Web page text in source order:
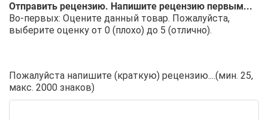
Отправить рецензию. Напишите рецензию первым...
Во-первых: Оцените данный товар. Пожалуйста,
выберите оценку от 0 (плохо) до 5 (отлично).
Пожалуйста напишите (краткую) рецензию....(мин. 25,
макс. 2000 знаков)